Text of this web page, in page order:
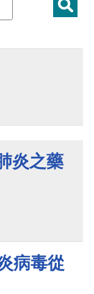
炎之藥
病毒從